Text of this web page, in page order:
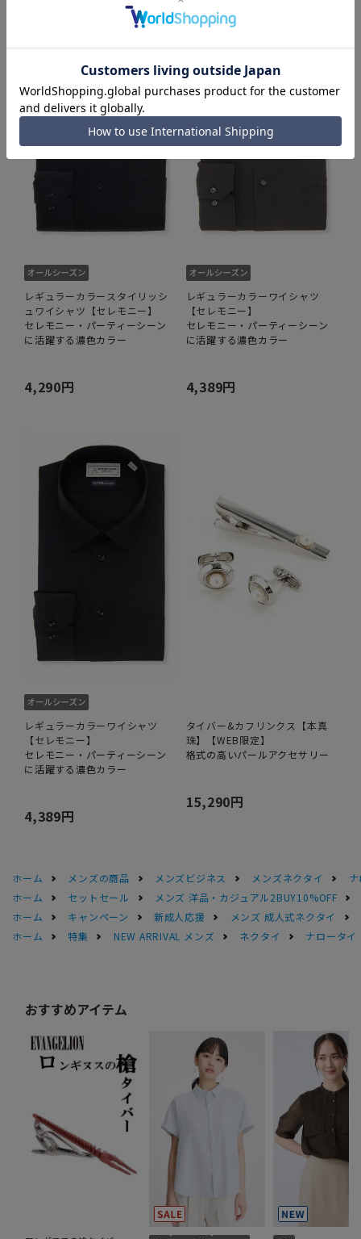
レギュラーカラースタイリッシ
ュワイシャツ【セレモニー】
セレモニー・パーティーシーン
に活躍する濃色カラー
4,290円
レギュラーカラーワイシャツ
【セレモニー】
セレモニー・パーティーシーン
に活躍する濃色カラー
4,389円
レギュラーカラーワイシャツ
【セレモニー】
セレモニー・パーティーシーン
に活躍する濃色カラー
4,389円
タイバー&カフリンクス【本真
珠】【WEB限定】
格式の高いパールアクセサリー
15,290円
ホーム メンズの商品 メンズビジネス メンズネクタイ
ホーム
セットセール
メンズ 洋品・カジュアル2BUY10%OFF
ホーム
キャンペーン 新成人応援
メンズ 成人式ネクタイ
ホーム
特集 NEW ARRIVAL メンズ ネクタイ ナロータイ